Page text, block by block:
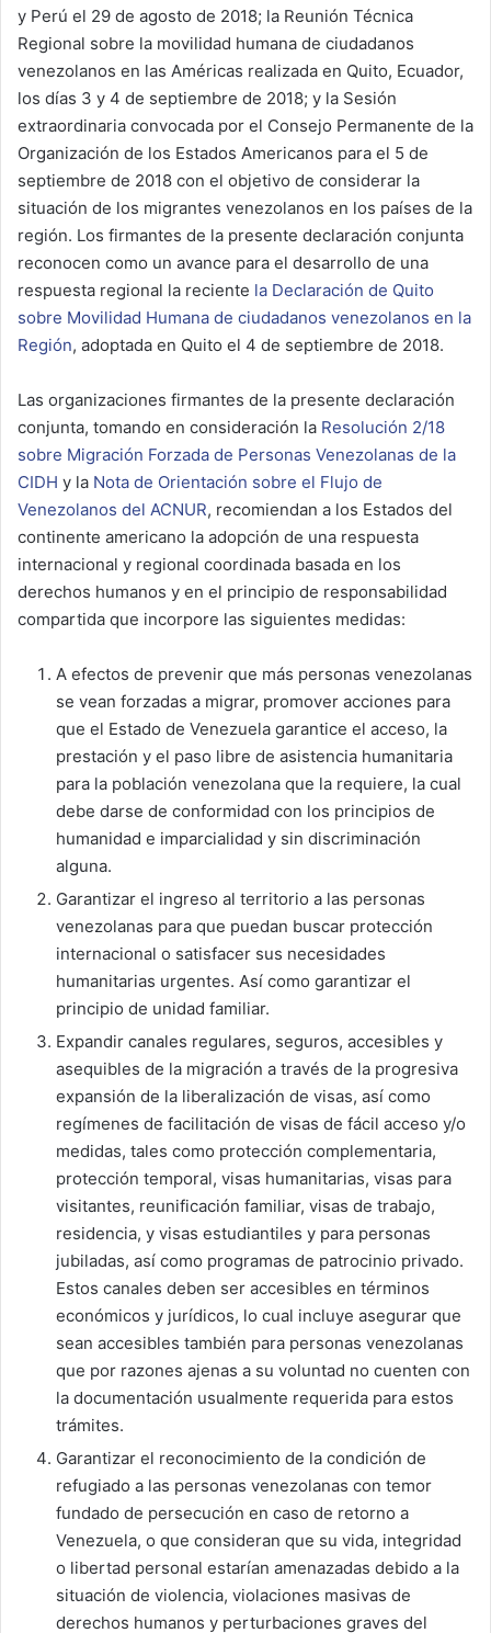
y Perú el 29 de agosto de 2018; la Reunión Técnica
Regional sobre la movilidad humana de ciudadanos
venezolanos en las Américas realizada en Quito, Ecuador,
los días 3 y 4 de septiembre de 2018; y la Sesión
extraordinaria convocada por el Consejo Permanente de la
Organización de los Estados Americanos para el 5 de
septiembre de 2018 con el objetivo de considerar la
situación de los migrantes venezolanos en los países de la
región. Los firmantes de la presente declaración conjunta
reconocen como un avance para el desarrollo de una
respuesta regional la reciente la Declaración de Quito
sobre Movilidad Humana de ciudadanos venezolanos en la
Región, adoptada en Quito el 4 de septiembre de 2018.
Las organizaciones firmantes de la presente declaración
conjunta, tomando en consideración la Resolución 2/18
sobre Migración Forzada de Personas Venezolanas de la
CIDH y la Nota de Orientación sobre el Flujo de
Venezolanos del ACNUR, recomiendan a los Estados del
continente americano la adopción de una respuesta
internacional y regional coordinada basada en los
derechos humanos y en el principio de responsabilidad
compartida que incorpore las siguientes medidas:
A efectos de prevenir que más personas venezolanas
se vean forzadas a migrar, promover acciones para
que el Estado de Venezuela garantice el acceso, la
prestación y el paso libre de asistencia humanitaria
para la población venezolana que la requiere, la cual
debe darse de conformidad con los principios de
humanidad e imparcialidad y sin discriminación
alguna.
Garantizar el ingreso al territorio a las personas
venezolanas para que puedan buscar protección
internacional o satisfacer sus necesidades
humanitarias urgentes. Así como garantizar el
principio de unidad familiar.
Expandir canales regulares, seguros, accesibles y
asequibles de la migración a través de la progresiva
expansión de la liberalización de visas, así como
regímenes de facilitación de visas de fácil acceso y/o
medidas, tales como protección complementaria,
protección temporal, visas humanitarias, visas para
visitantes, reunificación familiar, visas de trabajo,
residencia, y visas estudiantiles y para personas
jubiladas, así como programas de patrocinio privado.
Estos canales deben ser accesibles en términos
económicos y jurídicos, lo cual incluye asegurar que
sean accesibles también para personas venezolanas
que por razones ajenas a su voluntad no cuenten con
la documentación usualmente requerida para estos
trámites.
Garantizar el reconocimiento de la condición de
refugiado a las personas venezolanas con temor
fundado de persecución en caso de retorno a
Venezuela, o que consideran que su vida, integridad
o libertad personal estarían amenazadas debido a la
situación de violencia, violaciones masivas de
derechos humanos y perturbaciones graves del